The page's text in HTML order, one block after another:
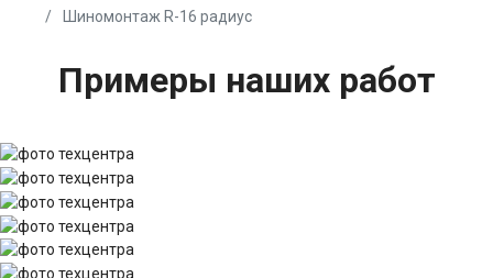
Шиномонтаж R-16 радиус
Примеры наших работ